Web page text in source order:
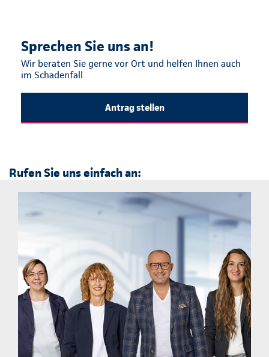
Sprechen Sie uns an!
Wir beraten Sie gerne vor Ort und helfen Ihnen auch
im Schadenfall.
Antrag stellen
Rufen Sie uns einfach an: